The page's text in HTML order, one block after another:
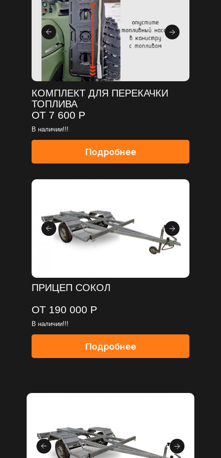
В наличии!!!
КОМПЛЕКТ ДЛЯ ПЕРЕКАЧКИ
ТОПЛИВА
ОТ 7 600 Р
Подробнее
Подробнее
ОТ 190 000 Р
ПРИЦЕП СОКОЛ
В наличии!!!